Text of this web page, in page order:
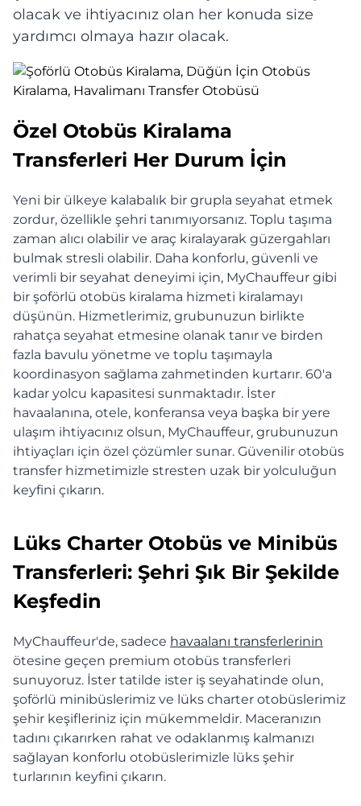
olacak ve ihtiyacınız olan her konuda size
yardımcı olmaya hazır olacak.
Özel Otobüs Kiralama
Transferleri Her Durum İçin
Yeni bir ülkeye kalabalık bir grupla seyahat etmek
zordur, özellikle şehri tanımıyorsanız. Toplu taşıma
zaman alıcı olabilir ve araç kiralayarak güzergahları
bulmak stresli olabilir. Daha konforlu, güvenli ve
verimli bir seyahat deneyimi için, MyChauffeur gibi
bir şoförlü otobüs kiralama hizmeti kiralamayı
düşünün. Hizmetlerimiz, grubunuzun birlikte
rahatça seyahat etmesine olanak tanır ve birden
fazla bavulu yönetme ve toplu taşımayla
koordinasyon sağlama zahmetinden kurtarır. 60'a
kadar yolcu kapasitesi sunmaktadır. İster
havaalanına, otele, konferansa veya başka bir yere
ulaşım ihtiyacınız olsun, MyChauffeur, grubunuzun
ihtiyaçları için özel çözümler sunar. Güvenilir otobüs
transfer hizmetimizle stresten uzak bir yolculuğun
keyfini çıkarın.
Lüks Charter Otobüs ve Minibüs
Transferleri: Şehri Şık Bir Şekilde
Keşfedin
MyChauffeur'de, sadece havaalanı transferlerinin
ötesine geçen premium otobüs transferleri
sunuyoruz. İster tatilde ister iş seyahatinde olun,
şoförlü minibüslerimiz ve lüks charter otobüslerimiz
şehir keşifleriniz için mükemmeldir. Maceranızın
tadını çıkarırken rahat ve odaklanmış kalmanızı
sağlayan konforlu otobüslerimizle lüks şehir
turlarının keyfini çıkarın.